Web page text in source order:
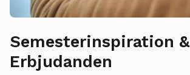
Semesterinspiration &
Erbjudanden